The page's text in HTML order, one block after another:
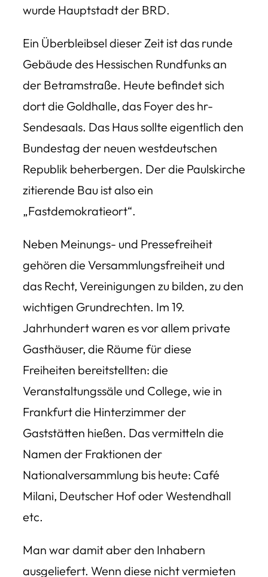
wurde Hauptstadt der BRD.
Ein Überbleibsel dieser Zeit ist das runde
Gebäude des Hessischen Rundfunks an
der Betramstraße. Heute befindet sich
dort die Goldhalle, das Foyer des hr-
Sendesaals. Das Haus sollte eigentlich den
Bundestag der neuen westdeutschen
Republik beherbergen. Der die Paulskirche
zitierende Bau ist also ein
„Fastdemokratieort“.
Neben Meinungs- und Pressefreiheit
gehören die Versammlungsfreiheit und
das Recht, Vereinigungen zu bilden, zu den
wichtigen Grundrechten. Im 19.
Jahrhundert waren es vor allem private
Gasthäuser, die Räume für diese
Freiheiten bereitstellten: die
Veranstaltungssäle und College, wie in
Frankfurt die Hinterzimmer der
Gaststätten hießen. Das vermitteln die
Namen der Fraktionen der
Nationalversammlung bis heute: Café
Milani, Deutscher Hof oder Westendhall
etc.
Man war damit aber den Inhabern
ausgeliefert. Wenn diese nicht vermieten